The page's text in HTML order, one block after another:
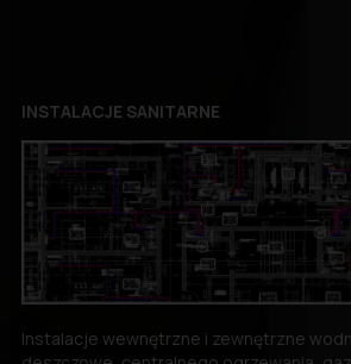
INSTALACJE SANITARNE
Instalacje wewnętrzne i zewnętrzne